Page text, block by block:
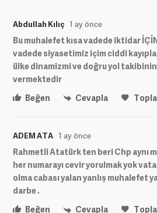
Abdullah Kılıç 1 ay önce
Bu muhalefet kısa vadede iktidar
vadede siyasetimiz içim ciddi
ülke dinamizmi ve doğru yol
vermektedir
Beğen
Cevapla
ADEM ATA 1 ay önce
Rahmetli Atatürk ten beri Chp aynı
her numarayı cevir yorulmak yok
olma cabası yalan yanlış muhalefet
darbe .
Beğen
Cevapla